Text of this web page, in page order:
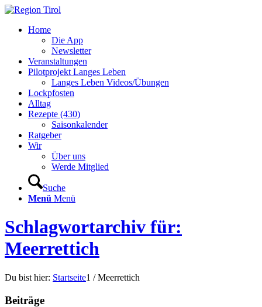
Home
Die App
Newsletter
Veranstaltungen
Pilotprojekt Langes Leben
Langes Leben Videos/Übungen
Lockpfosten
Alltag
Rezepte (430)
Saisonkalender
Ratgeber
Wir
Über uns
Werde Mitglied
Suche
Menü Menü
Schlagwortarchiv für:
Meerrettich
Du bist hier: Startseite1 / Meerrettich
Beiträge